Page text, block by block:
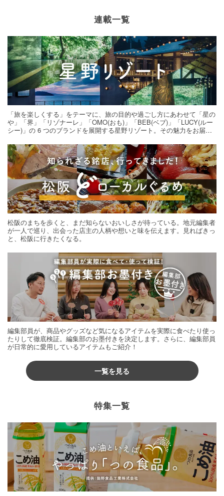
連載一覧
「旅を楽しくする」をテーマに、旅の目的や過ごし方にあわせて「星の
や」「界」「リゾナーレ」「OMO(おも)」「BEB(ベブ)」「LUCY(ルー
シー)」の 6 つのブランドを展開する星野リゾート。その魅力をお届け
松阪のまちを歩くと、まだ知らないおいしさが待っている。地元編集者
が一人で巡り、出会った店主の人柄や想いと味を伝えます。見ればきっ
と、松阪に行きたくなる。
編集部員が、商品やグッズなど気になるアイテムを実際に食べたり使っ
たりして徹底検証。編集部のお墨付きを決定します。さらに、編集部員
が日常的に愛用しているアイテムもご紹介！
一覧を見る
特集一覧